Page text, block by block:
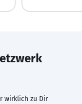
wirklich zu Dir